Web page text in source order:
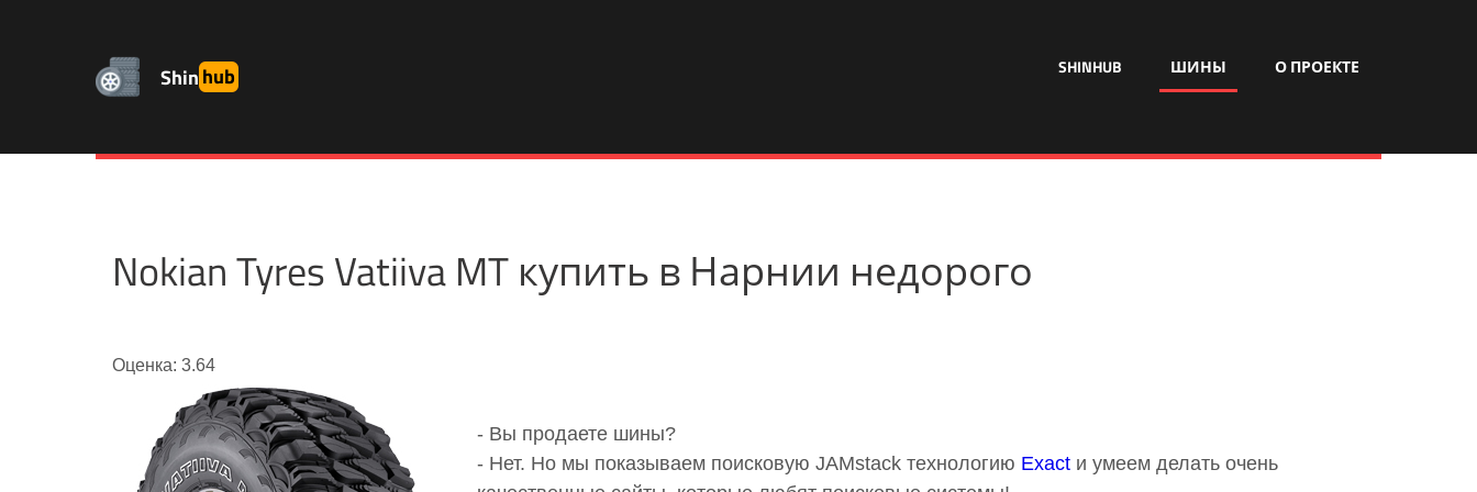
Shinhub SHINHUB ШИНЫ О ПРОЕКТЕ
Nokian Tyres Vatiiva MT купить в Нарнии недорого
Оценка: 3.64
- Вы продаете шины?
- Нет. Но мы показываем поисковую JAMstack технологию Exact и умеем делать очень